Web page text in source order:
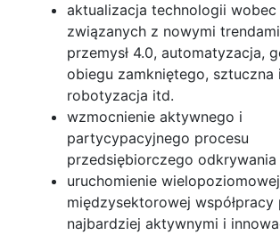
aktualizacja technologii
związanych z nowymi
przemysł 4.0, automatyzacja,
obiegu zamkniętego, sztuczna
robotyzacja itd.
wzmocnienie aktywnego i
partycypacyjnego procesu
przedsiębiorczego odkrywania
uruchomienie
międzysektorowej współpracy
najbardziej aktywnymi i